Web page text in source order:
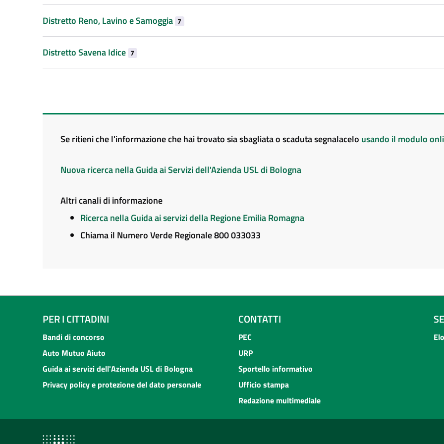
Distretto Reno, Lavino e Samoggia 7
Distretto Savena Idice 7
Se ritieni che l'informazione che hai trovato sia sbagliata o scaduta segnalacelo usando il modulo
Nuova ricerca nella Guida ai Servizi dell'Azienda USL di Bologna
Altri canali di informazione
Ricerca nella Guida ai servizi della Regione Emilia Romagna
Chiama il Numero Verde Regionale 800 033033
PER I CITTADINI
Bandi di concorso
Auto Mutuo Aiuto
Guida ai servizi dell'Azienda USL di Bologna
Privacy policy e protezione del dato personale
CONTATTI
PEC
URP
Sportello informativo
Ufficio stampa
Redazione multimediale